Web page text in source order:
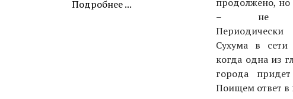
Подробнее ...
продолжено, но
– не
Сухума в сети
когда одна из
города
Поищем ответ в